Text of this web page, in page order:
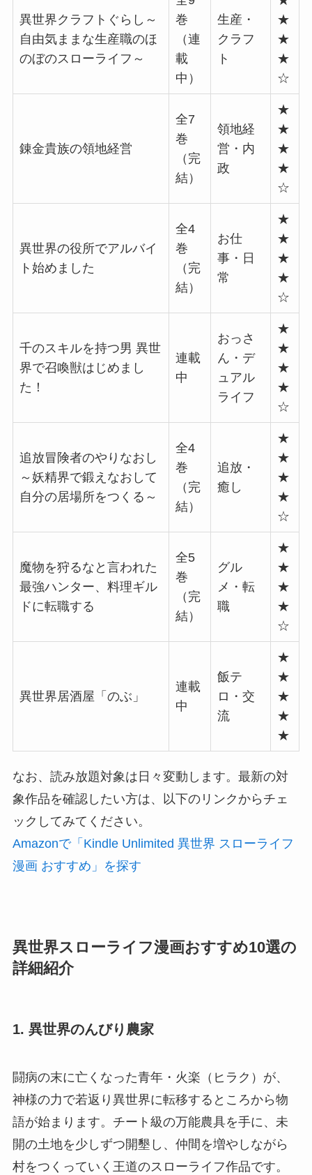
異世界クラフトぐらし～
自由気ままな生産職のほ
のぼのスローライフ～
巻
（連
載
中）
生産・
クラフ
ト
★
★
★
☆
錬金貴族の領地経営
全7
巻
（完
結）
領地経
営・内
政
★
★
★
★
☆
異世界の役所でアルバイ
ト始めました
全4
巻
（完
結）
お仕
事・日
常
★
★
★
★
☆
千のスキルを持つ男 異世
界で召喚獣はじめまし
た！
連載
中
おっさ
ん・デ
ュアル
ライフ
★
★
★
★
☆
追放冒険者のやりなおし
～妖精界で鍛えなおして
自分の居場所をつくる～
全4
巻
（完
結）
追放・
癒し
★
★
★
★
☆
魔物を狩るなと言われた
最強ハンター、料理ギル
ドに転職する
全5
巻
（完
結）
グル
メ・転
職
★
★
★
★
☆
異世界居酒屋「のぶ」
連載
中
飯テ
ロ・交
流
★
★
★
★
★
なお、読み放題対象は日々変動します。最新の対
象作品を確認したい方は、以下のリンクからチェ
ックしてみてください。
Amazonで「Kindle Unlimited 異世界 スローライフ
漫画 おすすめ」を探す
異世界スローライフ漫画おすすめ10選の
詳細紹介
1. 異世界のんびり農家
闘病の末に亡くなった青年・火楽（ヒラク）が、
神様の力で若返り異世界に転移するところから物
語が始まります。チート級の万能農具を手に、未
開の土地を少しずつ開墾し、仲間を増やしながら
村をつくっていく王道のスローライフ作品です。